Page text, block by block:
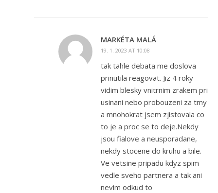
MARKÉTA MALÁ
19. 1. 2023 AT 10:08
tak tahle debata me doslova
prinutila reagovat. Jiz 4 roky
vidim blesky vnitrnim zrakem pri
usinani nebo probouzeni za tmy
a mnohokrat jsem zjistovala co
to je a proc se to deje.Nekdy
jsou fialove a neusporadane,
nekdy stocene do kruhu a bile.
Ve vetsine pripadu kdyz spim
vedle sveho partnera a tak ani
nevim odkud to